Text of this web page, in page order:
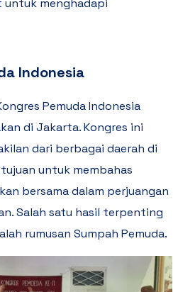
untuk menghadapi
Indonesia
Pemuda Indonesia
di Jakarta. Kongres ini
dari berbagai daerah di
untuk membahas
bersama dalam perjuangan
Salah satu hasil terpenting
rumusan Sumpah Pemuda.